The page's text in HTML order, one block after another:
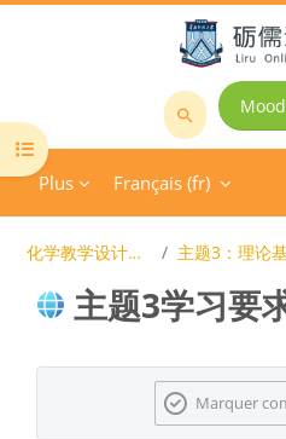
Passer au contenu principal
Rechercher
cours
Plus Français ‎(fr)‎
Ouvrir l’index du cours
化学教学设计研究
主题3学习要
Conditions d’achèvement
Marquer